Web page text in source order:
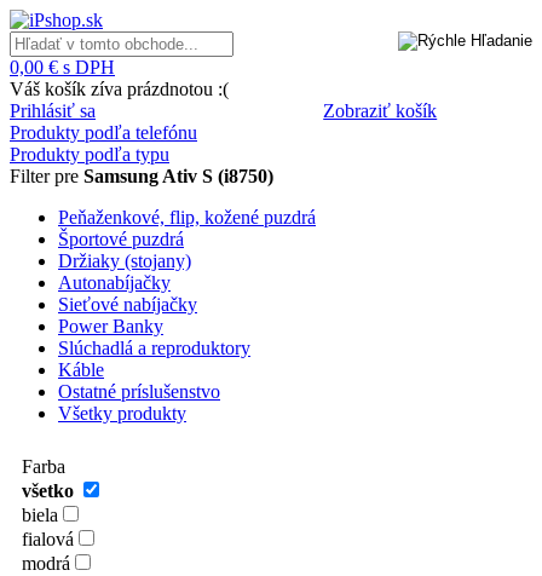
0,00 € s DPH
Váš košík zíva prázdnotou :(
Zobraziť košík
Prihlásiť sa
Produkty podľa telefónu
Produkty podľa typu
Filter pre Samsung Ativ S (i8750)
Peňaženkové, flip, kožené puzdrá
Športové puzdrá
Držiaky (stojany)
Autonabíjačky
Sieťové nabíjačky
Power Banky
Slúchadlá a reproduktory
Káble
Ostatné príslušenstvo
Všetky produkty
Farba
všetko
biela
fialová
modrá